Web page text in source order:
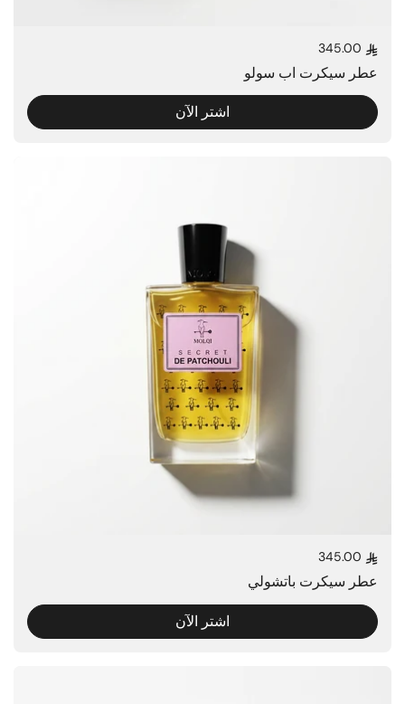
السعر العادي
عطر سيكرت اب سولو
اشتر الآن
السعر العادي
عطر سيكرت باتشولي
اشتر الآن